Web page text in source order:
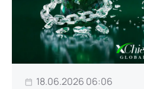
18.06.2026 06:06